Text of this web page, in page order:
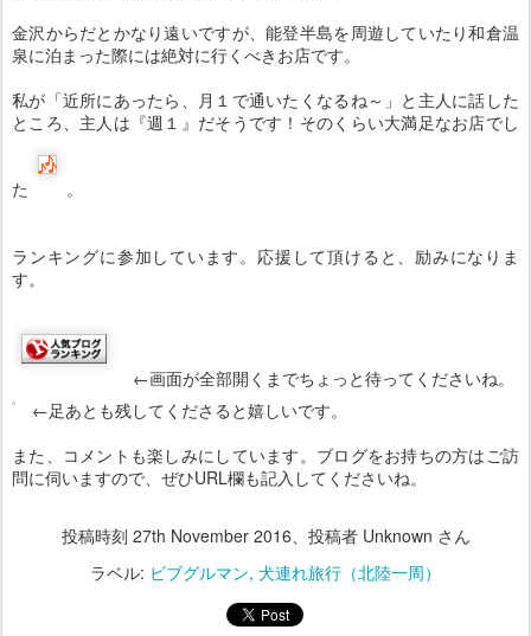
金沢からだとかなり遠いですが、能登半島を周遊していたり和倉温
泉に泊まった際には絶対に行くべきお店です。
私が「近所にあったら、月１で通いたくなるね～」と主人に話した
ところ、主人は『週１』だそうです！そのくらい大満足なお店でし
た 。
ランキングに参加しています。応援して頂けると、励みになりま
す。
←画面が全部開くまでちょっと待ってくださいね。
←足あとも残してくださると嬉しいです。
また、コメントも楽しみにしています。ブログをお持ちの方はご訪
問に伺いますので、ぜひURL欄も記入してくださいね。
投稿時刻 27th November 2016 、投稿者 Unknown さん
ラベル: ビブグルマン 犬連れ旅行（北陸一周）